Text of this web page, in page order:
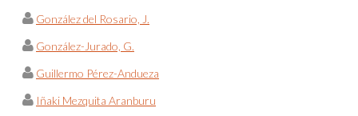
González del Rosario, J.
González-Jurado, G.
Guillermo Pérez-Andueza
Iñaki Mezquita Aranburu